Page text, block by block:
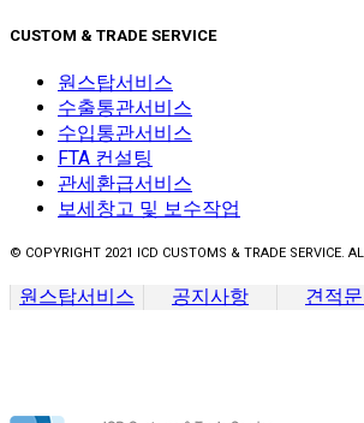
CUSTOM & TRADE SERVICE
원스탑서비스
수출통관서비스
수입통관서비스
FTA 컨설팅
관세환급서비스
보세창고 및 보수작업
© COPYRIGHT 2021 ICD CUSTOMS & TRADE SERVICE.
원스탑서비스 공지사항 견적문